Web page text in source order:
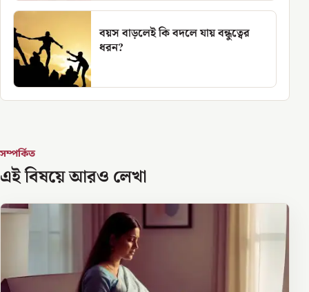
বয়স বাড়লেই কি বদলে যায় বন্ধুত্বের
ধরন?
সম্পর্কিত
এই বিষয়ে আরও লেখা